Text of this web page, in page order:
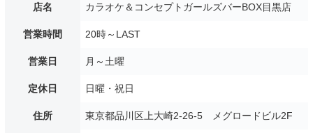
店名 カラオケ＆コンセプトガールズバーBOX目黒店
営業時間 20時～LAST
営業日 月～土曜
定休日 日曜・祝日
住所 東京都品川区上大崎2-26-5 メグロードビル2F